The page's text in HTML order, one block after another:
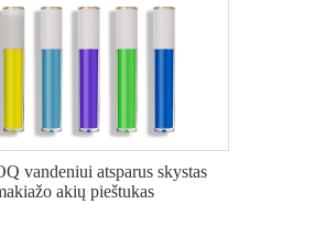
vandeniui atsparus skystas
akių pieštukas